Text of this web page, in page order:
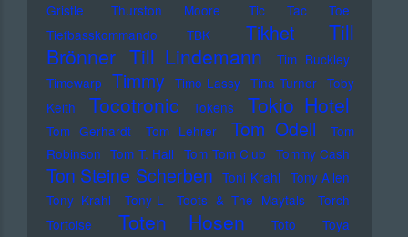
Gristle
Thurston Moore
Tic Tac Toe
Tiefbasskommando TBK
Tikhet
Till
Brönner Till Lindemann
Tim Buckley
Timewarp Timmy Timo Lassy Tina Turner Toby
Keith
Tocotronic Tokens Tokio Hotel
Tom Gerhardt Tom Lehrer Tom Odell
Tom
Robinson Tom T. Hall Tom Tom Club Tommy Cash
Ton Steine Scherben Toni Krahl Tony Allen
Tony Krahl
Tony-L Toots & The Maytals
Torch
Tortoise
Toten Hosen Toto
Toya